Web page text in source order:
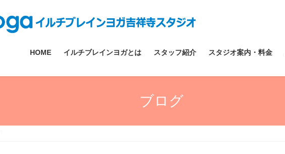
HOME イルチブレインヨガとは スタッフ紹介 スタジオ案内・料金
ブログ